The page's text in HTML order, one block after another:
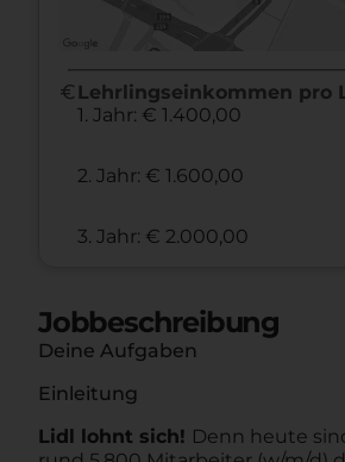
euro Lehrlingseinkommen pro
1. Jahr: € 1.400,00
2. Jahr: € 1.600,00
3. Jahr: € 2.000,00
Jobbeschreibung
Deine Aufgaben
Einleitung
Lidl lohnt sich! Denn heute